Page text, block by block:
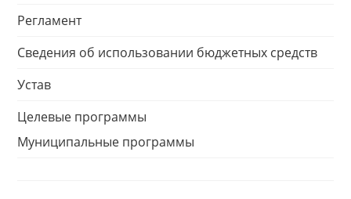
Регламент
Сведения об использовании бюджетных средств
Устав
Целевые программы
Муниципальные программы